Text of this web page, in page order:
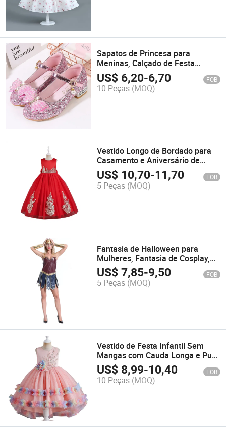
Sapatos de Princesa para
Meninas, Calçado de Festa
Infantil, Sapatos Altos Brilhantes
com Cristais
US$ 6,20-6,70 FOB
10 Peças (MOQ)
Vestido Longo de Bordado para
Casamento e Aniversário de
Meninas, Sem Mangas, Vestidos
de Flores
US$ 10,70-11,70 FOB
5 Peças (MOQ)
Fantasia de Halloween para
Mulheres, Fantasia de Cosplay,
Lingerie Sexy, Conjunto de
Fantasia de Cheerleader Glee
US$7,85-9,50 FOB
5 Peças (MOQ)
Vestido de Festa Infantil Sem
Mangas com Cauda Longa e Puff
para Crianças
US$ 8,99-10,40 FOB
10 Peças (MOQ)